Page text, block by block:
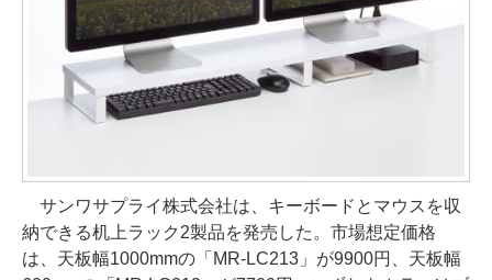
サンワサプライ株式会社は、キーボードとマウスを収
納できる机上ラック2製品を発売した。市場想定価格
は、天板幅1000mmの「MR-LC213」が9900円、天板幅